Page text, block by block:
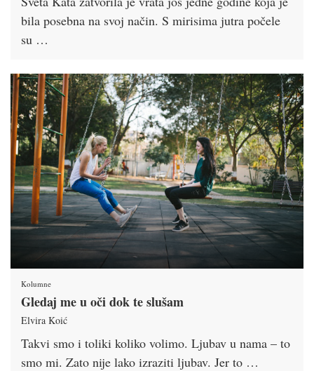
bila posebna na svoj način. S mirisima jutra počele
su …
Kolumne
Gledaj me u oči dok te slušam
Elvira Koić
Takvi smo i toliki koliko volimo. Ljubav u nama – to
smo mi. Zato nije lako izraziti ljubav. Jer to …